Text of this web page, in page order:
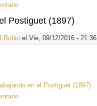
Postiguet (1897)
Rubio el Vie, 09/12/2016 - 21:36
en el Postiguet (1897)